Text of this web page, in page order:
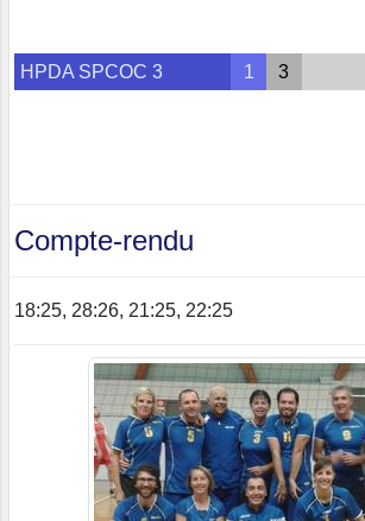
HPDA SPCOC 3 1 3
Compte-rendu
18:25, 28:26, 21:25, 22:25